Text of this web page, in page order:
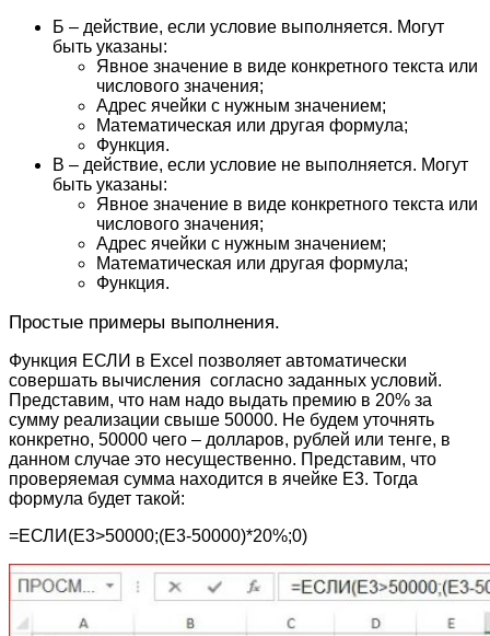
Б – действие, если условие выполняется. Могут
быть указаны:
Явное значение в виде конкретного текста или
числового значения;
Адрес ячейки с нужным значением;
Математическая или другая формула;
Функция.
В – действие, если условие не выполняется. Могут
быть указаны:
Явное значение в виде конкретного текста или
числового значения;
Адрес ячейки с нужным значением;
Математическая или другая формула;
Функция.
Простые примеры выполнения.
Функция ЕСЛИ в Excel позволяет автоматически
совершать вычисления согласно заданных условий.
Представим, что нам надо выдать премию в 20% за
сумму реализации свыше 50000. Не будем уточнять
конкретно, 50000 чего – долларов, рублей или тенге, в
данном случае это несущественно. Представим, что
проверяемая сумма находится в ячейке Е3. Тогда
формула будет такой:
=ЕСЛИ(E3>50000;(E3-50000)*20%;0)